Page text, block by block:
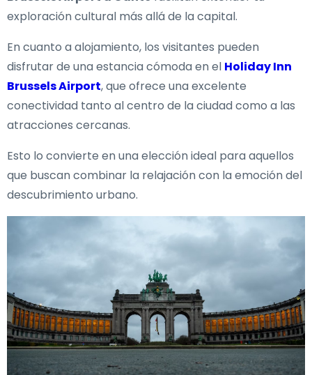
exploración cultural más allá de la capital.
En cuanto a alojamiento, los visitantes pueden
disfrutar de una estancia cómoda en el Holiday Inn
Brussels Airport, que ofrece una excelente
conectividad tanto al centro de la ciudad como a las
atracciones cercanas.
Esto lo convierte en una elección ideal para aquellos
que buscan combinar la relajación con la emoción del
descubrimiento urbano.